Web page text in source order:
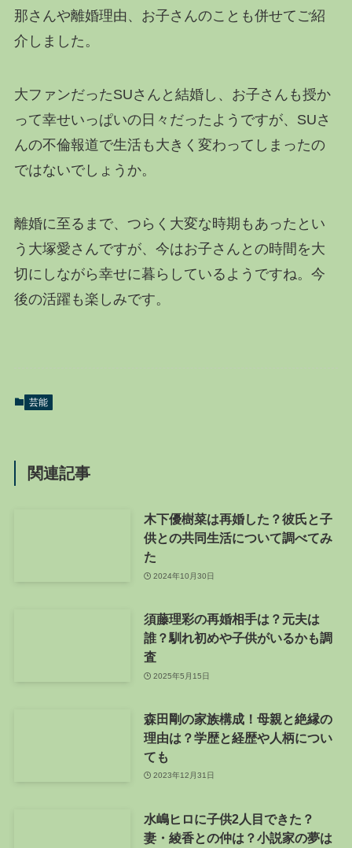
那さんや離婚理由、お子さんのことも併せてご紹
介しました。
大ファンだったSUさんと結婚し、お子さんも授か
って幸せいっぱいの日々だったようですが、SUさ
んの不倫報道で生活も大きく変わってしまったの
ではないでしょうか。
離婚に至るまで、つらく大変な時期もあったとい
う大塚愛さんですが、今はお子さんとの時間を大
切にしながら幸せに暮らしているようですね。今
後の活躍も楽しみです。
芸能
関連記事
木下優樹菜は再婚した？彼氏と子
供との共同生活について調べてみ
た
2024年10月30日
須藤理彩の再婚相手は？元夫は
誰？馴れ初めや子供がいるかも調
査
2025年5月15日
森田剛の家族構成！母親と絶縁の
理由は？学歴と経歴や人柄につい
ても
2023年12月31日
水嶋ヒロに子供2人目できた？
妻・綾香との仲は？小説家の夢は